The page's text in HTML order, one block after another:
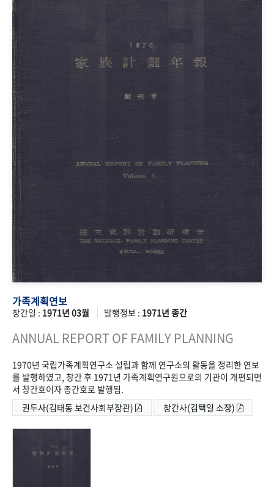
가족계획연보
창간일 : 1971년 03월 발행정보 : 1971년 종간
ANNUAL REPORT OF FAMILY PLANNING
1970년 국립가족계획연구소 설립과 함께 연구소의 활동을 정리한 연보
를 발행하였고, 창간 후 1971년 가족계획연구원으로의 기관이 개편되면
서 창간호이자 종간호로 발행됨.
권두사(김태동 보건사회부장관)
창간사(김택일 소장)